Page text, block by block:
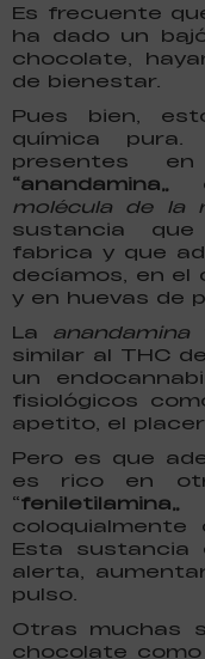
Es frecuente
ha dado un
chocolate,
de bienestar.
Pues bien,
química
presentes
“anandamina”
molécula de la
sustancia
fabrica y que
decíamos, en el
y en huevas de
La anandamina
similar al THC
un
fisiológicos
apetito, el
Pero es que
es rico en
“
coloquialmente
Esta sustancia
alerta,
pulso.
Otras muchas
chocolate